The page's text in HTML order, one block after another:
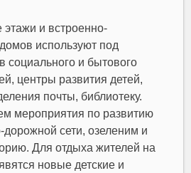
и встроенно-
используют под
социального и бытового
центры развития детей,
почты, библиотеку.
мероприятия по развитию
сети, озеленим и
Для отдыха жителей на
новые детские и